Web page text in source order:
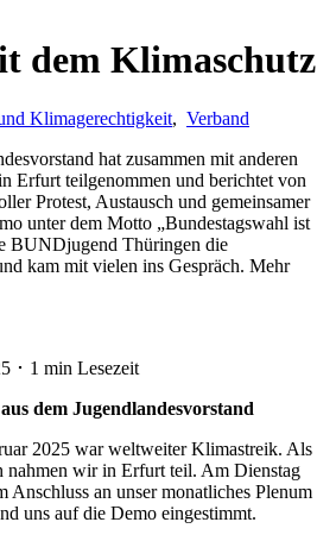
dem Klimaschutz
Klimagerechtigkeit, Verband
hat zusammen mit anderen
Erfurt teilgenommen und berichtet von
Protest, Austausch und gemeinsamer
unter dem Motto „Bundestagswahl ist
BUNDjugend Thüringen die
kam mit vielen ins Gespräch. Mehr
･ 1 min Lesezeit
dem Jugendlandesvorstand
2025 war weltweiter Klimastreik. Als
wir in Erfurt teil. Am Dienstag
Anschluss an unser monatliches Plenum
uns auf die Demo eingestimmt.